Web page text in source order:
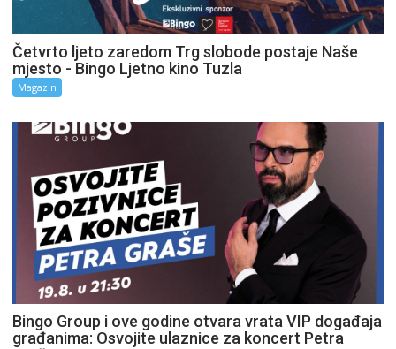
Četvrto ljeto zaredom Trg slobode postaje Naše
mjesto - Bingo Ljetno kino Tuzla
Magazin
Bingo Group i ove godine otvara vrata VIP događaja
građanima: Osvojite ulaznice za koncert Petra